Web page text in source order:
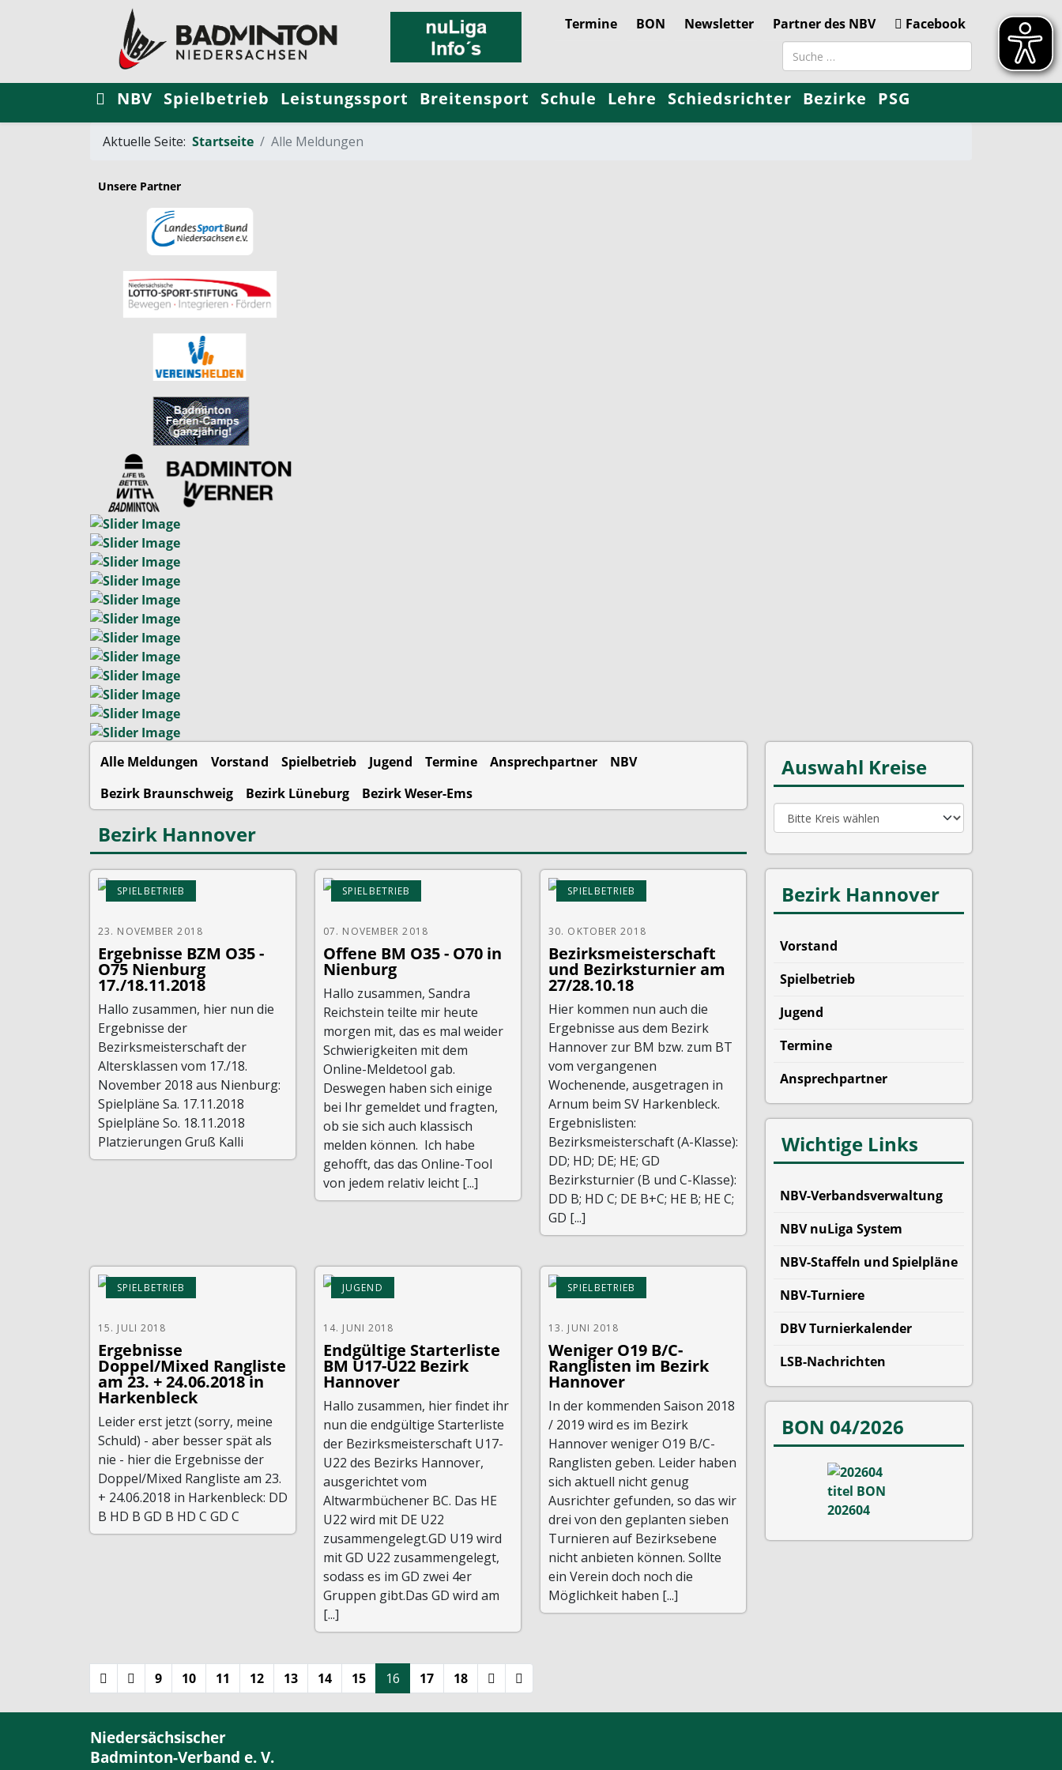
Termine BON Newsletter Partner des NBV
Facebook
Suchbegriff
NBV Spielbetrieb Leistungssport Breitensport Schule Lehre Schiedsrichter Bezirke PSG
Aktuelle Seite: Startseite Alle Meldungen
Unsere Partner
Alle Meldungen Vorstand Spielbetrieb Jugend Termine Ansprechpartner
NBV
Bezirk Braunschweig
Bezirk Lüneburg Bezirk Weser-Ems
Bezirk Hannover
SPIELBETRIEB
23. NOVEMBER 2018
Ergebnisse BZM O35 -
O75 Nienburg
17./18.11.2018
Hallo zusammen, hier nun die
Ergebnisse der
Bezirksmeisterschaft der
Altersklassen vom 17./18.
November 2018 aus Nienburg:
Spielpläne Sa. 17.11.2018
Spielpläne So. 18.11.2018
Platzierungen Gruß Kalli
SPIELBETRIEB
07. NOVEMBER 2018
Offene BM O35 - O70 in
Nienburg
Hallo zusammen, Sandra
Reichstein teilte mir heute
morgen mit, das es mal weider
Schwierigkeiten mit dem
Online-Meldetool gab.
Deswegen haben sich einige
bei Ihr gemeldet und fragten,
ob sie sich auch klassisch
melden können. Ich habe
gehofft, das das Online-Tool
von jedem relativ leicht [...]
SPIELBETRIEB
30. OKTOBER 2018
Bezirksmeisterschaft
und Bezirksturnier am
27/28.10.18
Hier kommen nun auch die
Ergebnisse aus dem Bezirk
Hannover zur BM bzw. zum BT
vom vergangenen
Wochenende, ausgetragen in
Arnum beim SV Harkenbleck.
Ergebnislisten:
Bezirksmeisterschaft (A-Klasse):
DD; HD; DE; HE; GD
Bezirksturnier (B und C-Klasse):
DD B; HD C; DE B+C; HE B; HE C;
GD [...]
SPIELBETRIEB
15. JULI 2018
Ergebnisse
Doppel/Mixed Rangliste
am 23. + 24.06.2018 in
Harkenbleck
Leider erst jetzt (sorry, meine
Schuld) - aber besser spät als
nie - hier die Ergebnisse der
Doppel/Mixed Rangliste am 23.
+ 24.06.2018 in Harkenbleck: DD
B HD B GD B HD C GD C
JUGEND
14. JUNI 2018
Endgültige Starterliste
BM U17-U22 Bezirk
Hannover
Hallo zusammen, hier findet ihr
nun die endgültige Starterliste
der Bezirksmeisterschaft U17-
U22 des Bezirks Hannover,
ausgerichtet vom
Altwarmbüchener BC. Das HE
U22 wird mit DE U22
zusammengelegt.GD U19 wird
mit GD U22 zusammengelegt,
sodass es im GD zwei 4er
Gruppen gibt.Das GD wird am
[...]
SPIELBETRIEB
13. JUNI 2018
Weniger O19 B/C-
Ranglisten im Bezirk
Hannover
In der kommenden Saison 2018
/ 2019 wird es im Bezirk
Hannover weniger O19 B/C-
Ranglisten geben. Leider haben
sich aktuell nicht genug
Ausrichter gefunden, so das wir
drei von den geplanten sieben
Turnieren auf Bezirksebene
nicht anbieten können. Sollte
ein Verein doch noch die
Möglichkeit haben [...]
9 10 11 12 13 14 15 16 17 18
Auswahl Kreise
Bezirk Hannover
Vorstand
Spielbetrieb
Jugend
Termine
Ansprechpartner
Wichtige Links
NBV-Verbandsverwaltung
NBV nuLiga System
NBV-Staffeln und Spielpläne
NBV-Turniere
DBV Turnierkalender
LSB-Nachrichten
BON 04/2026
Niedersächsischer
Badminton-Verband e. V.